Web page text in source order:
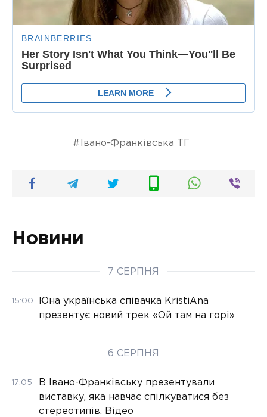
Івано-Франківська ТГ
Новини
7 СЕРПНЯ
15:00
Юна українська співачка KristiAna
презентує новий трек «Ой там на горі»
6 СЕРПНЯ
17:05
В Івано-Франківську презентували
виставку, яка навчає спілкуватися без
стереотипів. Відео